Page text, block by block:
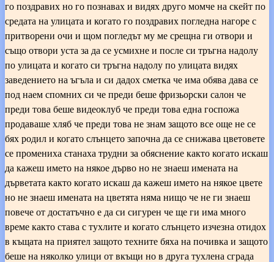
го поздравих но го познавах и видях друго момче на скейт по
средата на улицата и когато го поздравих погледна нагоре с
притворени очи и щом погледът му ме срещна ги отвори и
също отвори уста за да се усмихне и после си тръгна надолу
по улицата и когато си тръгна надолу по улицата видях
заведението на ъгъла и си дадох сметка че има обява дава се
под наем спомних си че преди беше фризьорски салон че
преди това беше видеоклуб че преди това една госпожа
продаваше хляб че преди това не знам защото все още не се
бях родил и когато слънцето започна да се снижава цветовете
се промениха станаха трудни за обяснение както когато искаш
да кажеш името на някое дърво но не знаеш имената на
дърветата както когато искаш да кажеш името на някое цвете
но не знаеш имената на цветята няма нищо че не ги знаеш
повече от достатъчно е да си сигурен че ще ги има много
време както става с тухлите и когато слънцето изчезна отидох
в къщата на приятел защото техните бяха на почивка и защото
беше на няколко улици от вкъщи но в друга тухлена сграда